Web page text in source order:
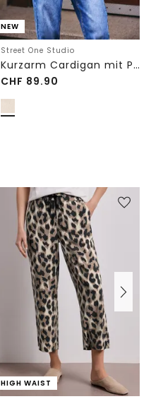
NEW
Street One Studio
Kurzarm Cardigan mit Polokragen
CHF 89.90
HIGH WAIST